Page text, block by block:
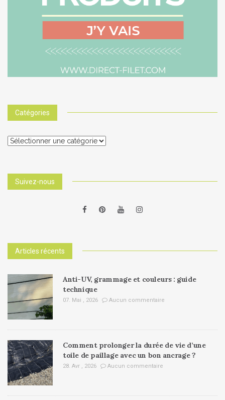
Catégories
Catégories
Suivez-nous
Articles récents
Anti-UV, grammage et couleurs : guide
technique
07. Mai , 2026 Aucun commentaire
Comment prolonger la durée de vie d’une
toile de paillage avec un bon ancrage ?
28. Avr , 2026 Aucun commentaire